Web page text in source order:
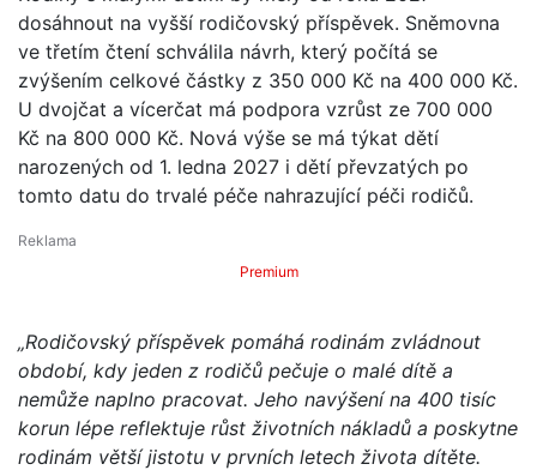
dosáhnout na vyšší rodičovský příspěvek. Sněmovna
ve třetím čtení schválila návrh, který počítá se
zvýšením celkové částky z 350 000 Kč na 400 000 Kč.
U dvojčat a vícerčat má podpora vzrůst ze 700 000
Kč na 800 000 Kč. Nová výše se má týkat dětí
narozených od 1. ledna 2027 i dětí převzatých po
tomto datu do trvalé péče nahrazující péči rodičů.
Premium
„Rodičovský příspěvek pomáhá rodinám zvládnout
období, kdy jeden z rodičů pečuje o malé dítě a
nemůže naplno pracovat. Jeho navýšení na 400 tisíc
korun lépe reflektuje růst životních nákladů a poskytne
rodinám větší jistotu v prvních letech života dítěte.